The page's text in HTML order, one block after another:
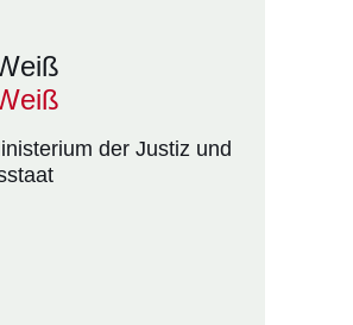
der Justiz und